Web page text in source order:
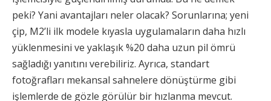
peki? Yani avantajları neler olacak? Sorunlarına; yeni
çip, M2’li ilk modele kıyasla uygulamaların daha hızlı
yüklenmesini ve yaklaşık %20 daha uzun pil ömrü
sağladığı yanıtını verebiliriz. Ayrıca, standart
fotoğrafları mekansal sahnelere dönüştürme gibi
işlemlerde de gözle görülür bir hızlanma mevcut.